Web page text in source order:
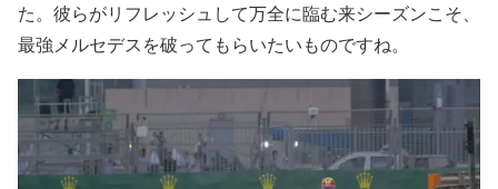
た。彼らがリフレッシュして万全に臨む来シーズンこそ、
最強メルセデスを破ってもらいたいものですね。